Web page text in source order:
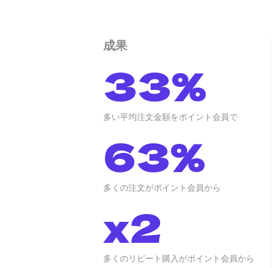
成果
33%
多い平均注文金額をポイント会員で
63%
多くの注文がポイント会員から
x2
多くのリピート購入がポイント会員から